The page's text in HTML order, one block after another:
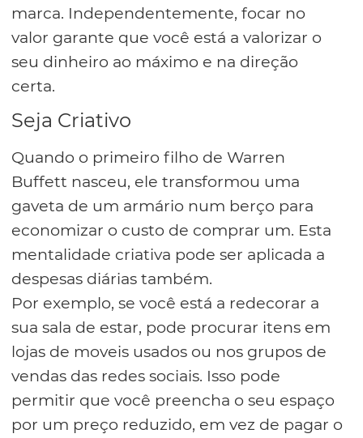
marca. Independentemente, focar no
valor garante que você está a valorizar o
seu dinheiro ao máximo e na direção
certa.
Seja Criativo
Quando o primeiro filho de Warren
Buffett nasceu, ele transformou uma
gaveta de um armário num berço para
economizar o custo de comprar um. Esta
mentalidade criativa pode ser aplicada a
despesas diárias também.
Por exemplo, se você está a redecorar a
sua sala de estar, pode procurar itens em
lojas de moveis usados ou nos grupos de
vendas das redes sociais. Isso pode
permitir que você preencha o seu espaço
por um preço reduzido, em vez de pagar o